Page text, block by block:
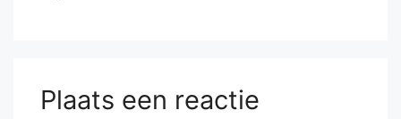
Plaats een reactie